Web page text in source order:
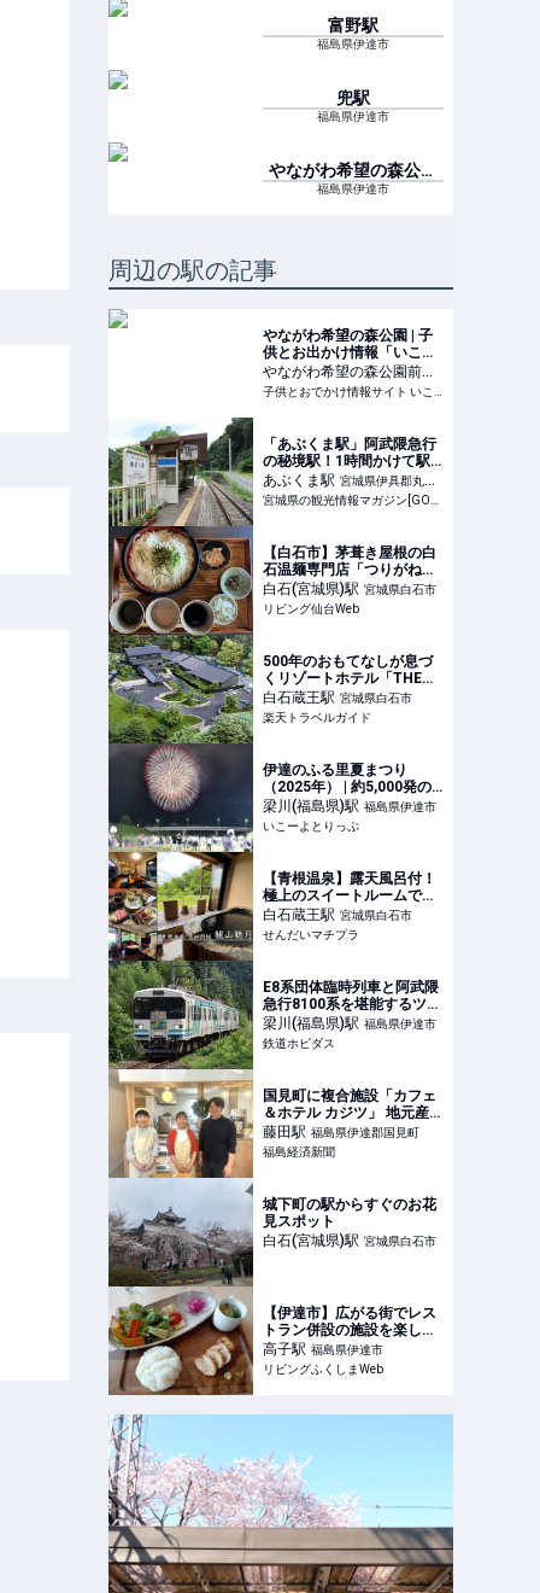
富野駅
福島県伊達市
兜駅
福島県伊達市
やながわ希望の森公園
前駅
福島県伊達市
周辺の駅の記事
やながわ希望の森公園 | 子
供とお出かけ情報「いこー
よ」
やながわ希望の森公園前駅
福島県伊達市 子供とおでかけ情報サイト いこーよ
「あぶくま駅」阿武隈急行
の秘境駅！1時間かけて駅
周辺を散策してみた -
GOGO MIYAGI!
あぶくま駅 宮城県伊具郡丸森
町
宮城県の観光情報マガジン[GOGO MIYAGI!]
【白石市】茅葺き屋根の白
石温麺専門店「つりがね
庵」で味わう手延べ温麺に
驚き
白石(宮城県)駅 宮城県白石市
リビング仙台Web
500年のおもてなしが息づ
くリゾートホテル「THE
YUKAWA 一條支店」が宮
城県白石市に誕生 【楽天ト
ラベル】
白石蔵王駅 宮城県白石市
楽天トラベルガイド
伊達のふる里夏まつり
（2025年） | 約5,000発の
花火大会とYOSAKOI踊り
伊達のふる里夏まつり開催
情報 | 福島県伊達市 | いこー
梁川(福島県)駅 福島県伊達市
いこーよとりっぷ
【青根温泉】露天風呂付！
極上のスイートルームでく
つろぎのひとときを『流辿
別邸 観山聴月』～宮城県柴
田郡川崎町～ - せんだいマ
白石蔵王駅 宮城県白石市
せんだいマチプラ
E8系団体臨時列車と阿武隈
急行8100系を堪能するツア
ー！【日本旅行】 | 鉄道ホ
ビダス
梁川(福島県)駅 福島県伊達市
鉄道ホビダス
国見町に複合施設「カフェ
＆ホテル カジツ」 地元産果
物スイーツも
藤田駅 福島県伊達郡国見町
福島経済新聞
城下町の駅からすぐのお花
見スポット
白石(宮城県)駅 宮城県白石市
【伊達市】広がる街でレス
トラン併設の施設を楽しむ
「U-プレイス伊達」
高子駅 福島県伊達市
リビングふくしまWeb